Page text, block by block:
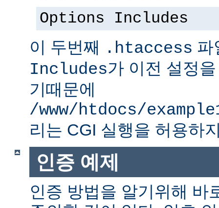
Options Includes
이 두번째 .htaccess
Includes가 이전 설정
기때문에
/www/htdocs/
리는 CGI 실행을 허용하
인증 예제
인증 방법을 알기위해 바